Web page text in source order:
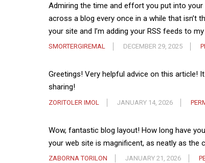
Admiring the time and effort you put into
across a blog every once in a while that isn’t
your site and I’m adding your RSS feeds to
SMORTERGIREMAL DECEMBER 29, 2025
Greetings! Very helpful advice on this article!
sharing!
ZORITOLER IMOL JANUARY 14, 2026
Wow, fantastic blog layout! How long have
your web site is magnificent, as neatly as the
ZABORNA TORILON JANUARY 21, 2026